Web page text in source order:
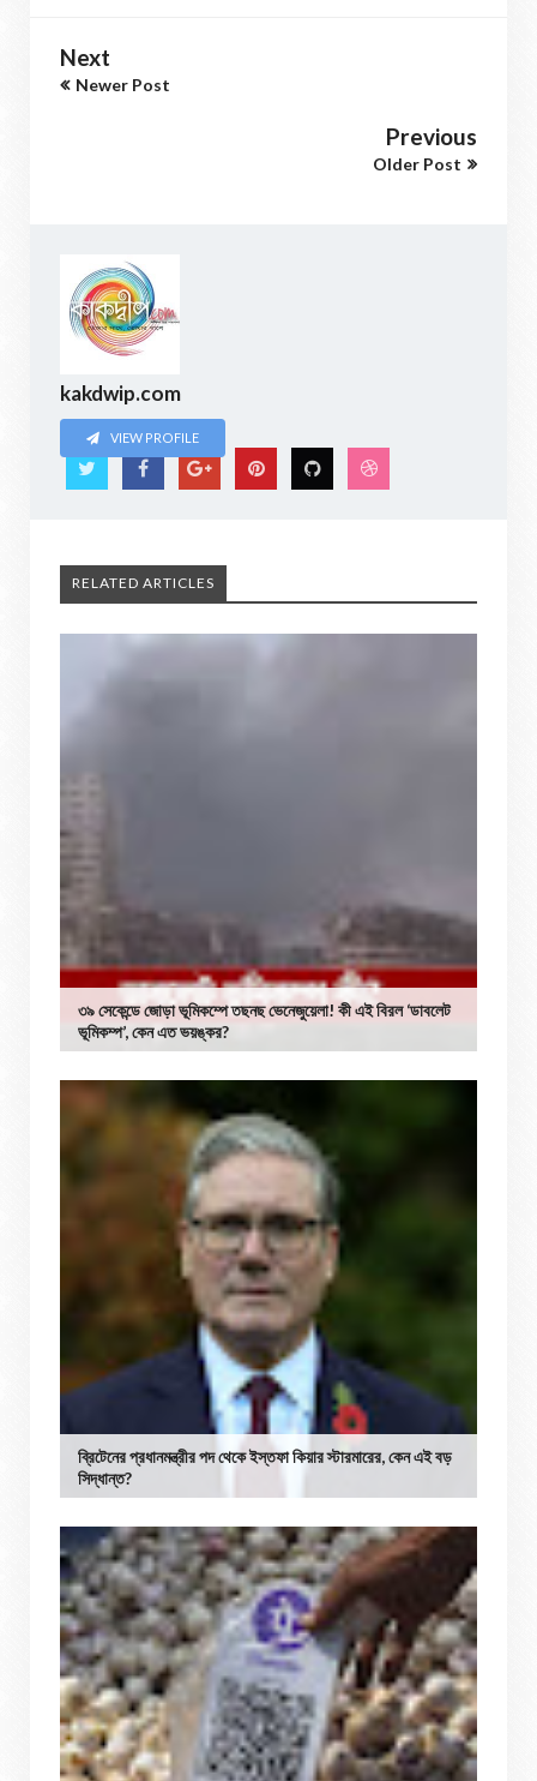
Next
Newer Post
Previous
Older Post
kakdwip.com
VIEW PROFILE
RELATED ARTICLES
৩৯ সেকেন্ডে জোড়া ভূমিকম্পে তছনছ ভেনেজুয়েলা! কী এই বিরল ‘ডাবলেট
ভূমিকম্প’, কেন এত ভয়ঙ্কর?
ব্রিটেনের প্রধানমন্ত্রীর পদ থেকে ইস্তফা কিয়ার স্টারমারের, কেন এই বড়
সিদ্ধান্ত?